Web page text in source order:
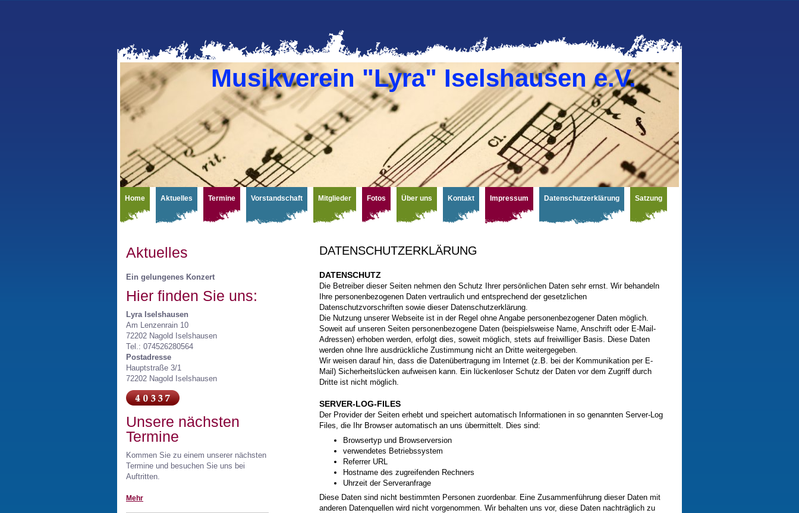
Musikverein "Lyra" Iselshausen e.V.
Home Aktuelles Termine Vorstandschaft Mitglieder Fotos Über uns Kontakt Impressum Datenschutzerklärung Satzung
Aktuelles
Ein gelungenes Konzert
Hier finden Sie uns:
Lyra Iselshausen
Am Lenzenrain 10
72202 Nagold Iselshausen
Tel.: 074526280564
Postadresse
Hauptstraße 3/1
72202 Nagold Iselshausen
Unsere nächsten
Termine
Kommen Sie zu einem unserer nächsten
Termine und besuchen Sie uns bei
Auftritten.
Mehr
DATENSCHUTZERKLÄRUNG
DATENSCHUTZ
Die Betreiber dieser Seiten nehmen den Schutz Ihrer persönlichen Daten sehr ernst. Wir behandeln
Ihre personenbezogenen Daten vertraulich und entsprechend der gesetzlichen
Datenschutzvorschriften sowie dieser Datenschutzerklärung.
Die Nutzung unserer Webseite ist in der Regel ohne Angabe personenbezogener Daten möglich.
Soweit auf unseren Seiten personenbezogene Daten (beispielsweise Name, Anschrift oder E-Mail-
Adressen) erhoben werden, erfolgt dies, soweit möglich, stets auf freiwilliger Basis. Diese Daten
werden ohne Ihre ausdrückliche Zustimmung nicht an Dritte weitergegeben.
Wir weisen darauf hin, dass die Datenübertragung im Internet (z.B. bei der Kommunikation per E-
Mail) Sicherheitslücken aufweisen kann. Ein lückenloser Schutz der Daten vor dem Zugriff durch
Dritte ist nicht möglich.
SERVER-LOG-FILES
Der Provider der Seiten erhebt und speichert automatisch Informationen in so genannten Server-Log
Files, die Ihr Browser automatisch an uns übermittelt. Dies sind:
Browsertyp und Browserversion
verwendetes Betriebssystem
Referrer URL
Hostname des zugreifenden Rechners
Uhrzeit der Serveranfrage
Diese Daten sind nicht bestimmten Personen zuordenbar. Eine Zusammenführung dieser Daten mit
anderen Datenquellen wird nicht vorgenommen. Wir behalten uns vor, diese Daten nachträglich zu